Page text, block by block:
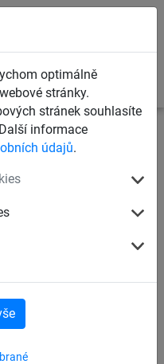
optimálně
stránky.
stránek souhlasíte
informace
údajů.
sítě a plachty pro
g/m2